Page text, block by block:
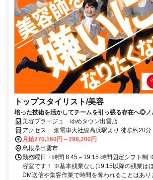
トップスタイリスト/美容
培った技術を活かしてチームを引っ張る存在へ◎ノ
境で無理なく働けます♪
美容プラージュ ゆめタウン出雲店
アクセス 一畑電車大社線高浜駅より 徒歩約20分
月給270,160円～299,200円
島根県出雲市
勤務曜日・時間 8:45～19:15 時間固定シフト制
容室です！ ※基本残業なし(19:15以降の残業は
DM送信や集客作業で時間を奪われることはあり